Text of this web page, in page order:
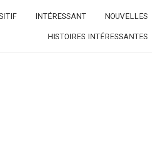
INTÉRESSANT NOUVELLES
HISTOIRES INTÉRESSANTES